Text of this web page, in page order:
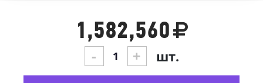
1,582,560
- + шт.